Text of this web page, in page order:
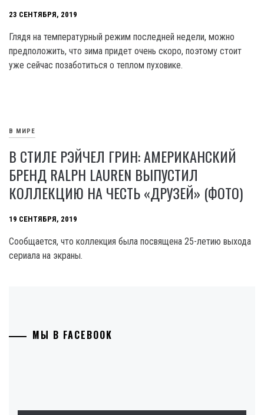
23 СЕНТЯБРЯ, 2019
Глядя на температурный режим последней недели, можно
предположить, что зима придет очень скоро, поэтому стоит
уже сейчас позаботиться о теплом пуховике.
В МИРЕ
В СТИЛЕ РЭЙЧЕЛ ГРИН: АМЕРИКАНСКИЙ
БРЕНД RALPH LAUREN ВЫПУСТИЛ
КОЛЛЕКЦИЮ НА ЧЕСТЬ «ДРУЗЕЙ» (ФОТО)
19 СЕНТЯБРЯ, 2019
Сообщается, что коллекция была посвящена 25-летию выхода
сериала на экраны.
МЫ В FACEBOOK